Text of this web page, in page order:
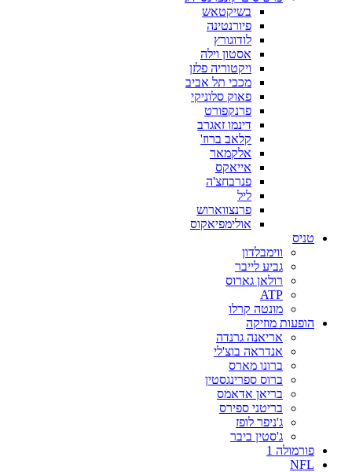
בשיקטאש
פיורנטינה
לודוגורץ
אסטון וילה
ויקטוריה פלזן
מכבי תל אביב
פאוק סלוניקי
פרנקפורט
דינמו זאגרב
קלאב ברוז'
אלקמאר
אייאקס
פנרבחצ'ה
ליל
פרנצווארוש
אולימפיאקוס
טניס
ווימבלדון
גביע לייבר
רולאן גארוס
ATP
מונטה קרלו
הופעות מוזיקה
אריאנה גרנדה
אנדראה בוצ'לי
ברונו מארס
ברוס ספרינגסטין
בריאן אדאמס
בריטני ספירס
ג'ניפר לופז
ג'סטין ביבר
פורמולה 1
NFL